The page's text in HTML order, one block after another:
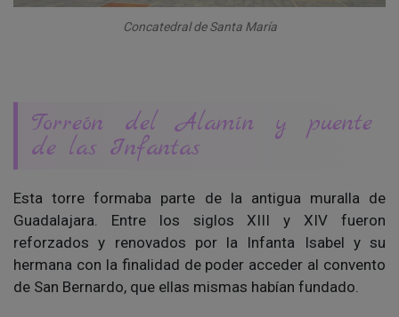
Concatedral de Santa María
Torreón del Alamín y puente
de las Infantas
Esta torre formaba parte de la antigua muralla de
Guadalajara. Entre los siglos XIII y XIV fueron
reforzados y renovados por la Infanta Isabel y su
hermana con la finalidad de poder acceder al convento
de San Bernardo, que ellas mismas habían fundado.